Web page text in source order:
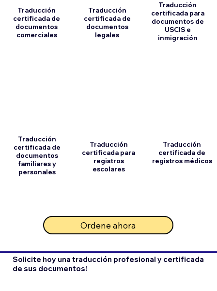
Traducción
certificada de
documentos
comerciales
Traducción
certificada de
documentos
familiares y
personales
Traducción
certificada de
documentos
legales
Traducción
certificada para
registros
escolares
Ordene ahora
Traducción
certificada para
documentos de
USCIS e
inmigración
Traducción
certificada de
registros médicos
Solicite hoy una traducción profesional y certificada
de sus documentos!